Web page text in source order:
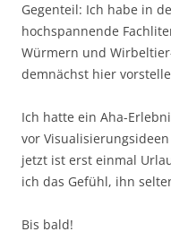
Gegenteil: Ich habe in
hochspannende
Würmern und
demnächst hier
Ich hatte ein Aha-
vor
jetzt ist erst einmal
ich das Gefühl, ihn
Bis bald!